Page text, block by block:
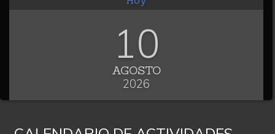
10
AGOSTO
2026